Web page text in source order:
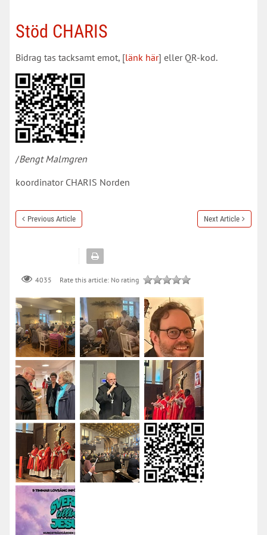
Stöd CHARIS
Bidrag tas tacksamt emot, [länk här] eller QR-kod.
/Bengt Malmgren
koordinator CHARIS Norden
Previous Article Next Article
4035 Rate this article: No rating